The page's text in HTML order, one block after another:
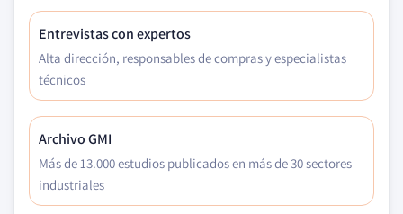
Entrevistas con expertos
Alta dirección, responsables de compras y especialistas
técnicos
Archivo GMI
Más de 13.000 estudios publicados en más de 30 sectores
industriales